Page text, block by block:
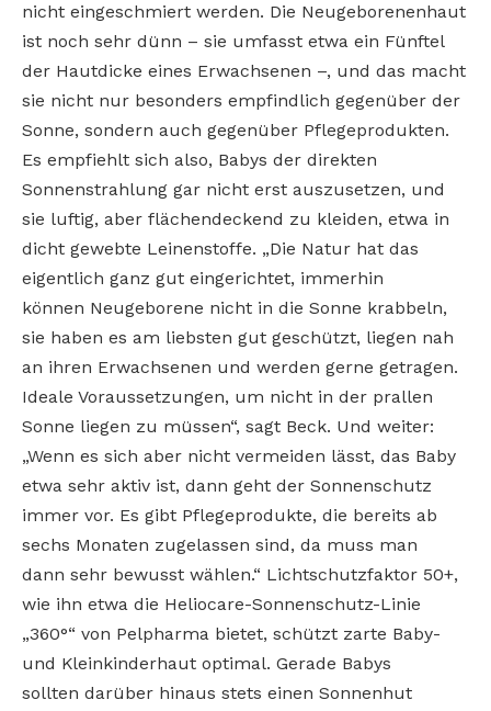
nicht eingeschmiert werden. Die Neugeborenenhaut
ist noch sehr dünn – sie umfasst etwa ein Fünftel
der Hautdicke eines Erwachsenen –, und das macht
sie nicht nur besonders empfindlich gegenüber der
Sonne, sondern auch gegenüber Pflegeprodukten.
Es empfiehlt sich also, Babys der direkten
Sonnenstrahlung gar nicht erst auszusetzen, und
sie luftig, aber flächendeckend zu kleiden, etwa in
dicht gewebte Leinenstoffe. „Die Natur hat das
eigentlich ganz gut eingerichtet, immerhin
können Neugeborene nicht in die Sonne krabbeln,
sie haben es am liebsten gut geschützt, liegen nah
an ihren Erwachsenen und werden gerne getragen.
Ideale Voraussetzungen, um nicht in der prallen
Sonne liegen zu müssen“, sagt Beck. Und weiter:
„Wenn es sich aber nicht vermeiden lässt, das Baby
etwa sehr aktiv ist, dann geht der Sonnenschutz
immer vor. Es gibt Pflegeprodukte, die bereits ab
sechs Monaten zugelassen sind, da muss man
dann sehr bewusst wählen.“ Lichtschutzfaktor 50+,
wie ihn etwa die Heliocare-Sonnenschutz-Linie
„360°“ von Pelpharma bietet, schützt zarte Baby-
und Kleinkinderhaut optimal. Gerade Babys
sollten darüber hinaus stets einen Sonnenhut